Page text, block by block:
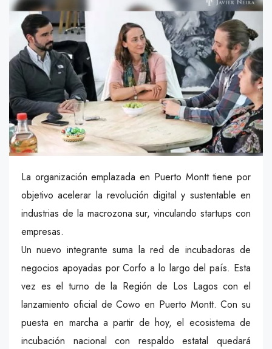
La organización emplazada en Puerto Montt tiene por
objetivo acelerar la revolución digital y sustentable en
industrias de la macrozona sur, vinculando startups con
empresas.
Un nuevo integrante suma la red de incubadoras de
negocios apoyadas por Corfo a lo largo del país. Esta
vez es el turno de la Región de Los Lagos con el
lanzamiento oficial de Cowo en Puerto Montt. Con su
puesta en marcha a partir de hoy, el ecosistema de
incubación nacional con respaldo estatal quedará